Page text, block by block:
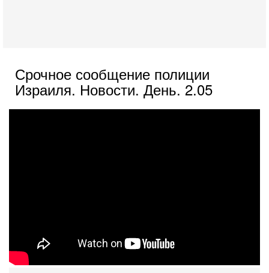
Срочное сообщение полиции
Израиля. Новости. День. 2.05